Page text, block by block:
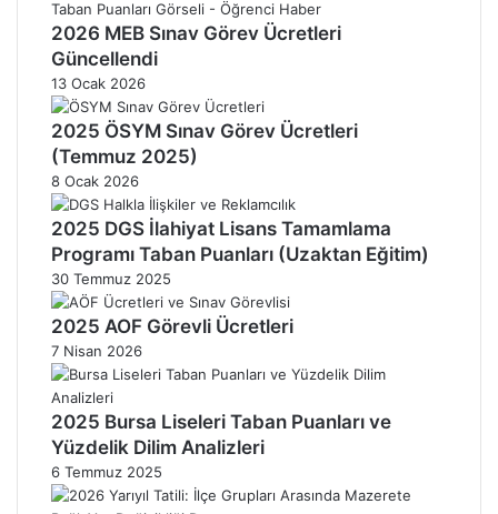
2026 MEB Sınav Görev Ücretleri
Güncellendi
13 Ocak 2026
2025 ÖSYM Sınav Görev Ücretleri
(Temmuz 2025)
8 Ocak 2026
2025 DGS İlahiyat Lisans Tamamlama
Programı Taban Puanları (Uzaktan Eğitim)
30 Temmuz 2025
2025 AOF Görevli Ücretleri
7 Nisan 2026
2025 Bursa Liseleri Taban Puanları ve
Yüzdelik Dilim Analizleri
6 Temmuz 2025